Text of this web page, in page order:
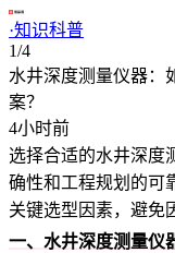
·知识科普
1/4
水井深度测量仪器：
案？
4小时前
选择合适的水井深度
确性和工程规划的可
关键选型因素，避免
一、水井深度测量仪